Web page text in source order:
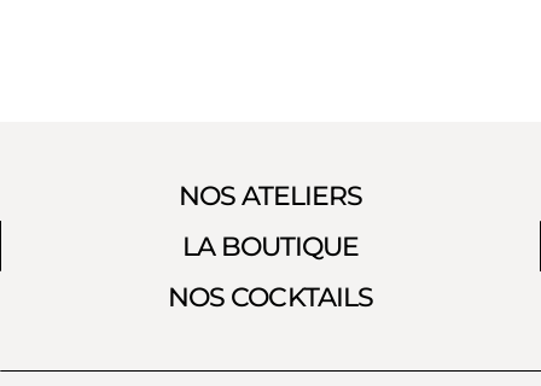
NOS ATELIERS
LA BOUTIQUE
NOS COCKTAILS